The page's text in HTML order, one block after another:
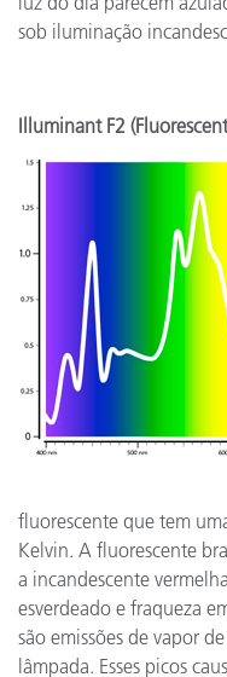
sob iluminação
Illuminant F2
fluorescente que tem
Kelvin. A fluorescente
a incandescente
esverdeado e fraqueza
são emissões de vapor
lâmpada. Esses picos